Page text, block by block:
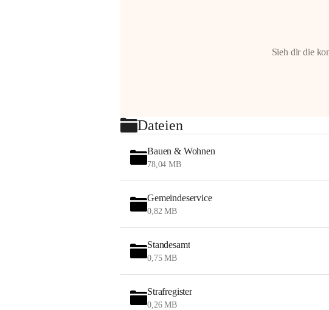
Sieh dir die
Dateien
Bauen & Wohnen
78,04 MB
Gemeindeservice
0,82 MB
Standesamt
0,75 MB
Strafregister
0,26 MB